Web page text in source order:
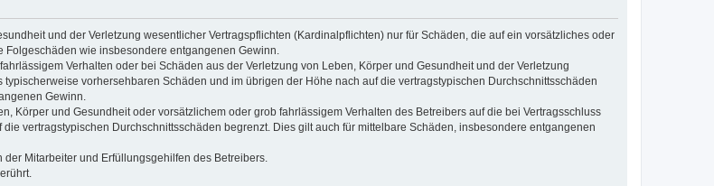
und der Verletzung wesentlicher Vertragspflichten (Kardinalpflichten) nur für Schäden, die auf ein vorsätzliches oder
Folgeschäden wie insbesondere entgangenen Gewinn.
Verhalten oder bei Schäden aus der Verletzung von Leben, Körper und Gesundheit und der Verletzung
vorhersehbaren Schäden und im übrigen der Höhe nach auf die vertragstypischen Durchschnittsschäden
Gewinn.
Körper und Gesundheit oder vorsätzlichem oder grob fahrlässigem Verhalten des Betreibers auf die bei Vertragsschluss
vertragstypischen Durchschnittsschäden begrenzt. Dies gilt auch für mittelbare Schäden, insbesondere entgangenen
Mitarbeiter und Erfüllungsgehilfen des Betreibers.